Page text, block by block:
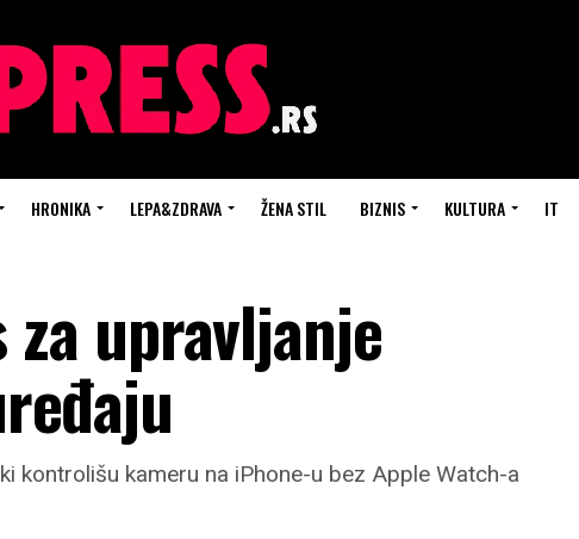
HRONIKA LEPA&ZDRAVA ŽENA STIL BIZNIS KULTURA IT
upravljanje
kontrolišu kameru na iPhone-u bez Apple Watch-a